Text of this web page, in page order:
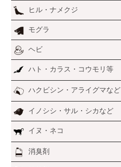
ヒル・ナメクジ
モグラ
ヘビ
ハト・カラス・コウモリ等
ハクビシン・アライグマなど
イノシシ・サル・シカなど
イヌ・ネコ
消臭剤